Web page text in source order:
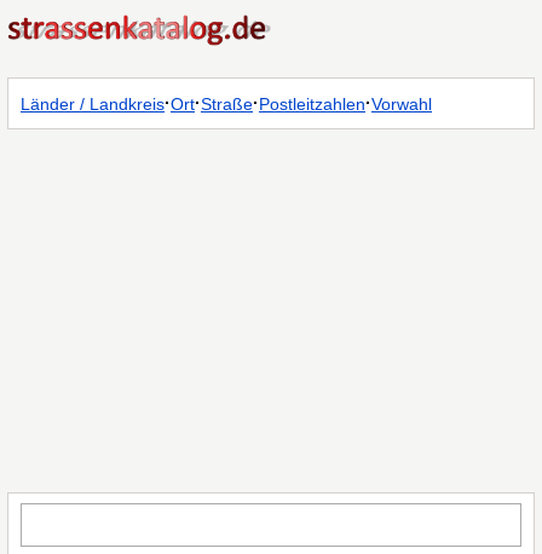
Länder / Landkreis·Ort·Straße·Postleitzahlen·Vorwahl